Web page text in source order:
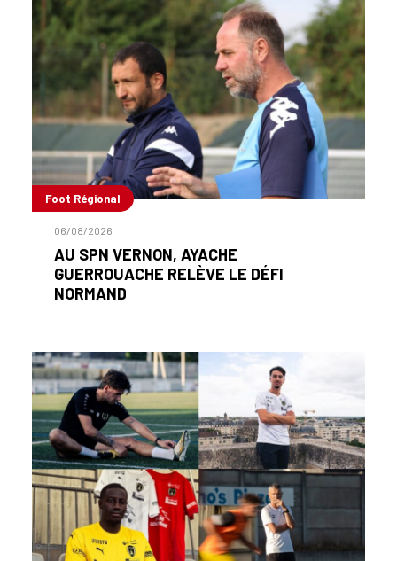
Foot Régional
06/08/2026
AU SPN VERNON, AYACHE
GUERROUACHE RELÈVE LE DÉFI
NORMAND